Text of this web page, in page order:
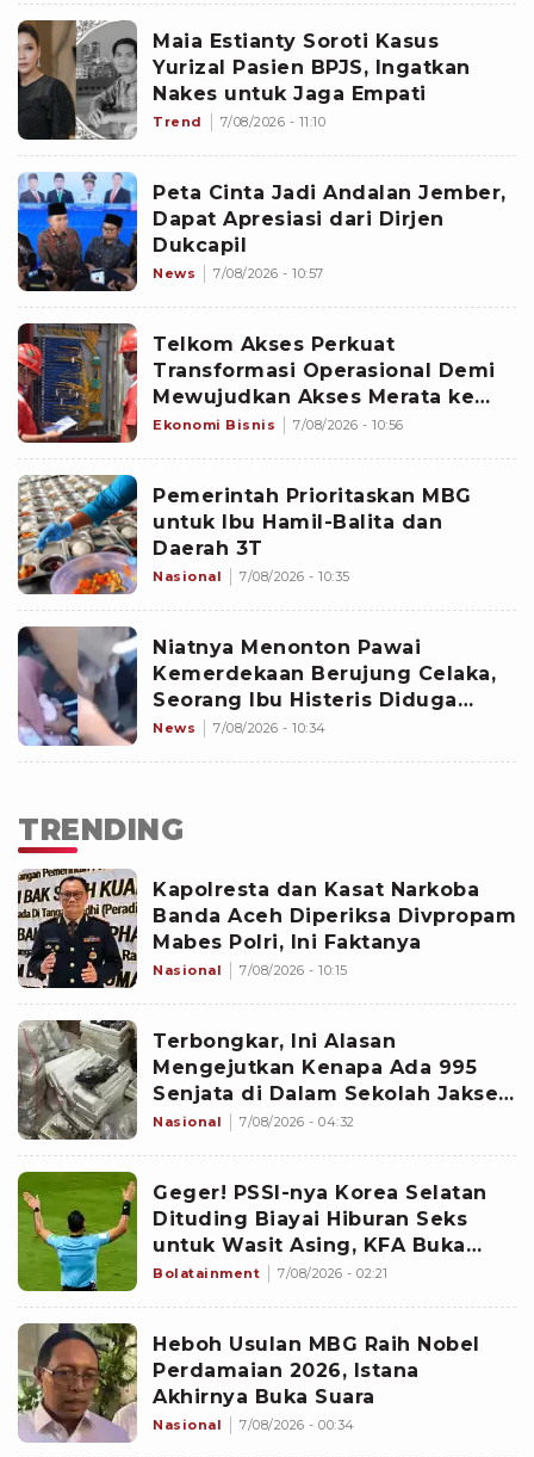
Maia Estianty Soroti Kasus
Yurizal Pasien BPJS, Ingatkan
Nakes untuk Jaga Empati
Trend 7/08/2026 - 11:10
Peta Cinta Jadi Andalan Jember,
Dapat Apresiasi dari Dirjen
Dukcapil
News 7/08/2026 - 10:57
Telkom Akses Perkuat
Transformasi Operasional Demi
Mewujudkan Akses Merata ke
Seluruh Negeri
Ekonomi Bisnis 7/08/2026 - 10:56
Pemerintah Prioritaskan MBG
untuk Ibu Hamil-Balita dan
Daerah 3T
Nasional 7/08/2026 - 10:35
Niatnya Menonton Pawai
Kemerdekaan Berujung Celaka,
Seorang Ibu Histeris Diduga
Ditabrak Oknum Polisi
News 7/08/2026 - 10:34
TRENDING
Kapolresta dan Kasat Narkoba
Banda Aceh Diperiksa Divpropam
Mabes Polri, Ini Faktanya
Nasional 7/08/2026 - 10:15
Terbongkar, Ini Alasan
Mengejutkan Kenapa Ada 995
Senjata di Dalam Sekolah Jaksel
Sejak 2020
Nasional 7/08/2026 - 04:32
Geger! PSSI-nya Korea Selatan
Dituding Biayai Hiburan Seks
untuk Wasit Asing, KFA Buka
Suara
Bolatainment 7/08/2026 - 02:21
Heboh Usulan MBG Raih Nobel
Perdamaian 2026, Istana
Akhirnya Buka Suara
Nasional 7/08/2026 - 00:34